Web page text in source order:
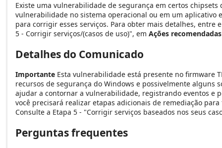
Existe uma vulnerabilidade de segurança em certos
vulnerabilidade no sistema operacional ou em um aplicativo
para corrigir esses serviços. Para obter mais detalhes, entre
5 - Corrigir serviços/(casos de uso)", em Ações recomendadas
Detalhes do Comunicado
Importante Esta vulnerabilidade está presente no firmware
recursos de segurança do Windows e possivelmente alguns
ajudar a contornar a vulnerabilidade, registrando eventos e
você precisará realizar etapas adicionais de remediação
Consulte a Etapa 5 - "Corrigir serviços baseados nos seus
Perguntas frequentes